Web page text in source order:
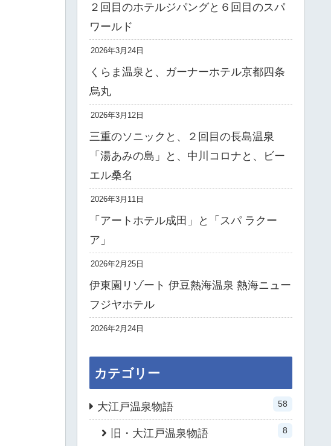
２回目のホテルジパングと６回目のスパ
ワールド
2026年3月24日
くらま温泉と、ガーナーホテル京都四条
烏丸
2026年3月12日
三重のソニックと、２回目の長島温泉
「湯あみの島」と、中川コロナと、ビー
エル桑名
2026年3月11日
「アートホテル成田」と「スパ ラクー
ア」
2026年2月25日
伊東園リゾート 伊豆熱海温泉 熱海ニュー
フジヤホテル
2026年2月24日
カテゴリー
大江戸温泉物語 58
旧・大江戸温泉物語 8